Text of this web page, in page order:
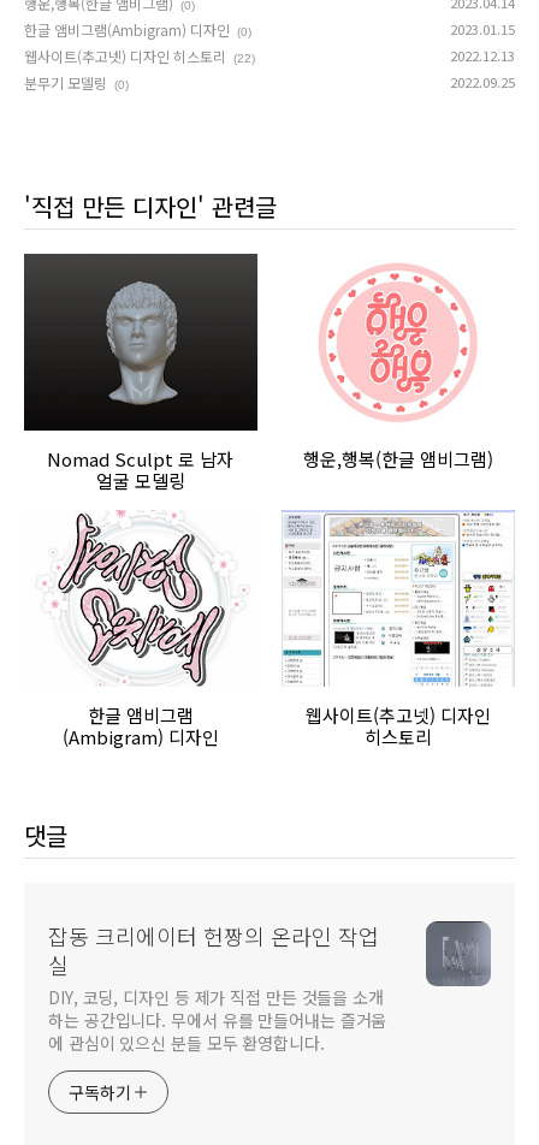
(0)
한글 앰비그램(Ambigram) 디자인 (0) 2023.01.15
웹사이트(추고넷) 디자인 히스토리 (22) 2022.12.13
분무기 모델링 (0) 2022.09.25
'직접 만든 디자인' 관련글
Nomad Sculpt 로 남자
얼굴 모델링
행운,행복(한글 앰비그램)
한글 앰비그램
(Ambigram) 디자인
웹사이트(추고넷) 디자인
히스토리
댓글
잡동 크리에이터 헌짱의 온라인 작업
실
DIY, 코딩, 디자인 등 제가 직접 만든 것들을 소개
하는 공간입니다. 무에서 유를 만들어내는 즐거움
에 관심이 있으신 분들 모두 환영합니다.
구독하기